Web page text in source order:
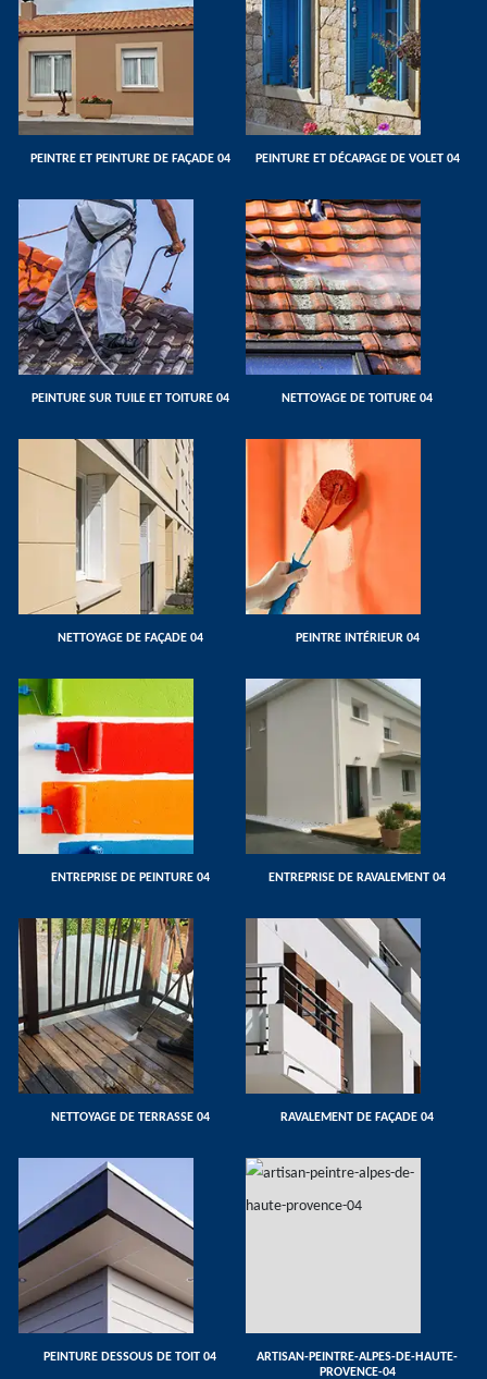
PEINTRE ET PEINTURE DE FAÇADE 04 PEINTURE ET DÉCAPAGE DE VOLET 04
PEINTURE SUR TUILE ET TOITURE 04 NETTOYAGE DE TOITURE 04
NETTOYAGE DE FAÇADE 04 PEINTRE INTÉRIEUR 04
ENTREPRISE DE PEINTURE 04 ENTREPRISE DE RAVALEMENT 04
NETTOYAGE DE TERRASSE 04 RAVALEMENT DE FAÇADE 04
PEINTURE DESSOUS DE TOIT 04
ARTISAN-PEINTRE-ALPES-DE-HAUTE-
PROVENCE-04